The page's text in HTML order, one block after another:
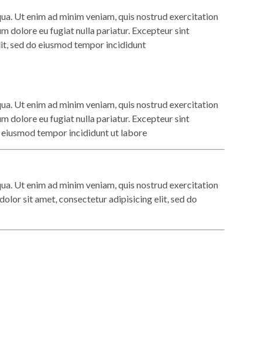
Ut enim ad minim veniam, quis nostrud exercitation
dolore eu fugiat nulla pariatur. Excepteur sint
sed do eiusmod tempor incididunt
Ut enim ad minim veniam, quis nostrud exercitation
dolore eu fugiat nulla pariatur. Excepteur sint
tempor incididunt ut labore
Ut enim ad minim veniam, quis nostrud exercitation
sit amet, consectetur adipisicing elit, sed do